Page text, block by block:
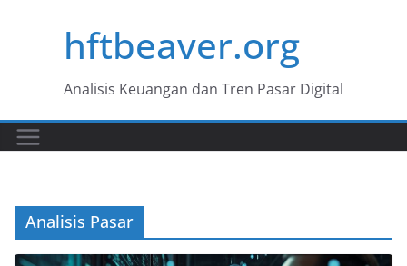
hftbeaver.org
Analisis Keuangan dan Tren Pasar Digital
Analisis Pasar